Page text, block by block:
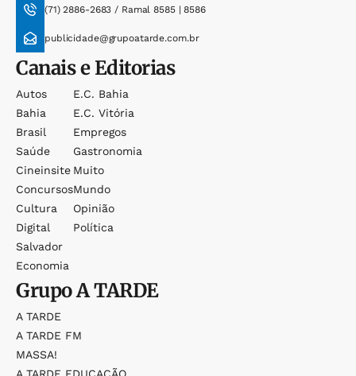
(71) 2886-2683 / Ramal 8585 | 8586
publicidade@grupoatarde.com.br
Canais e Editorias
Autos
Bahia
Brasil
Saúde
Cineinsite
Concursos
Cultura
Digital
Salvador
Economia
E.c. Bahia
E.c. Vitória
Empregos
Gastronomia
Muito
Mundo
Opinião
Política
GrupoA TARDE
A TARDE
A TARDE FM
MASSA!